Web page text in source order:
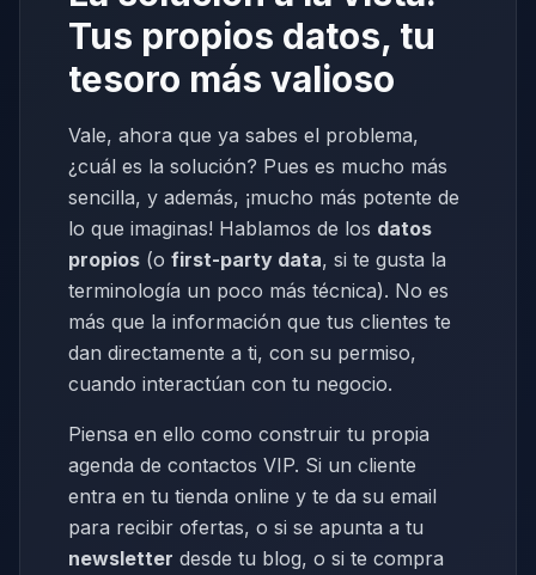
Tus propios datos, tu
tesoro más valioso
Vale, ahora que ya sabes el problema,
¿cuál es la solución? Pues es mucho más
sencilla, y además, ¡mucho más potente de
lo que imaginas! Hablamos de los datos
propios (o first-party data, si te gusta la
terminología un poco más técnica). No es
más que la información que tus clientes te
dan directamente a ti, con su permiso,
cuando interactúan con tu negocio.
Piensa en ello como construir tu propia
agenda de contactos VIP. Si un cliente
entra en tu tienda online y te da su email
para recibir ofertas, o si se apunta a tu
newsletter desde tu blog, o si te compra